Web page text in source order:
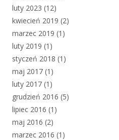
luty 2023 (12)
kwiecień 2019 (2)
marzec 2019 (1)
luty 2019 (1)
styczeń 2018 (1)
maj 2017 (1)
luty 2017 (1)
grudzień 2016 (5)
lipiec 2016 (1)
maj 2016 (2)
marzec 2016 (1)